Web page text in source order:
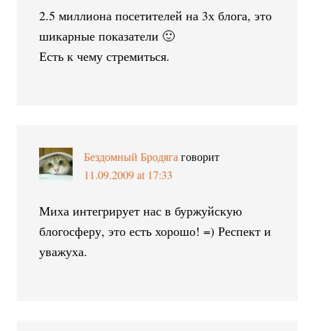
2.5 миллиона посетителей на 3х блога, это
шикарные показатели 🙂
Есть к чему стремиться.
Бездомный Бродяга говорит
11.09.2009 at 17:33
Миха интегрирует нас в буржуйскую
блогосферу, это есть хорошо! =) Респект и
уважуха.